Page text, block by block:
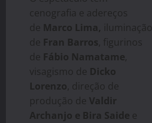
cenografia e adereços
de Marco Lima, iluminação
de Fran Barros , figurinos
de Fábio Namatame
visagismo de Dicko
Lorenzo , direção de
produção de Valdir
Archanjo e Bira Saide e